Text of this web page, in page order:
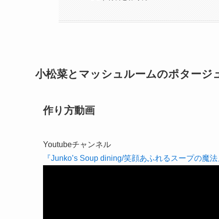
小松菜とマッシュルームのポタージ
作り方動画
Youtubeチャンネル
『Junko’s Soup dining/笑顔あふれるスープの魔法